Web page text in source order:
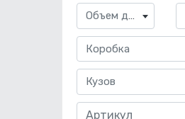
Объем двигателя
Коробка
Кузов